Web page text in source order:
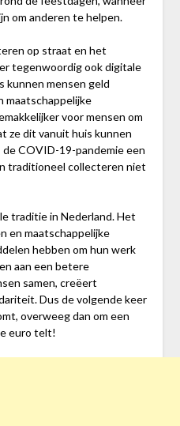
om anderen te helpen.
op straat en het
tegenwoordig ook digitale
kunnen mensen geld
maatschappelijke
voor mensen om
ze dit vanuit huis kunnen
COVID-19-pandemie een
traditioneel collecteren niet
traditie in Nederland. Het
en maatschappelijke
hebben om hun werk
aan een betere
samen, creëert
Dus de volgende keer
overweeg dan om een
euro telt!